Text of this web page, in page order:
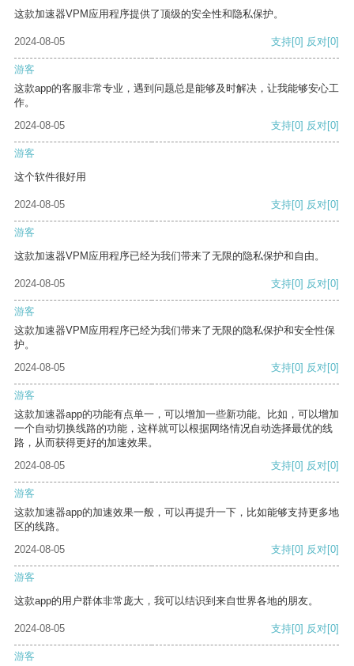
这款加速器VPM应用程序提供了顶级的安全性和隐私保护。
2024-08-05 支持[0] 反对[0]
游客
这款app的客服非常专业，遇到问题总是能够及时解决，让我能够安心工
作。
2024-08-05
支持[0] 反对[0]
游客
这个软件很好用
2024-08-05 支持[0] 反对[0]
游客
这款加速器VPM应用程序已经为我们带来了无限的隐私保护和自由。
2024-08-05 支持[0] 反对[0]
游客
这款加速器VPM应用程序已经为我们带来了无限的隐私保护和安全性保
护。
2024-08-05
支持[0] 反对[0]
游客
这款加速器app的功能有点单一，可以增加一些新功能。比如，可以增加
一个自动切换线路的功能，这样就可以根据网络情况自动选择最优的线
路，从而获得更好的加速效果。
2024-08-05
支持[0] 反对[0]
游客
这款加速器app的加速效果一般，可以再提升一下，比如能够支持更多地
区的线路。
2024-08-05
支持[0] 反对[0]
游客
这款app的用户群体非常庞大，我可以结识到来自世界各地的朋友。
2024-08-05 支持[0] 反对[0]
游客